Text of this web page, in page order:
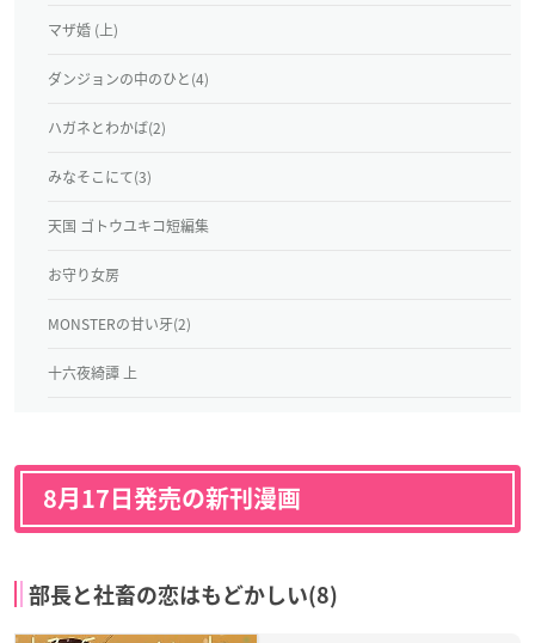
マザ婚 (上)
ダンジョンの中のひと(4)
ハガネとわかば(2)
みなそこにて(3)
天国 ゴトウユキコ短編集
お守り女房
MONSTERの甘い牙(2)
十六夜綺譚 上
8月17日発売の新刊漫画
部長と社畜の恋はもどかしい(8)